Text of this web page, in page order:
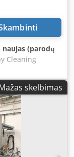
(parodų
Cleaning
System
degreasing unit
lid. This
parts and/or
mm.
be closed
allowing slight
which
skelbimas